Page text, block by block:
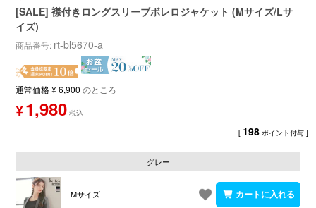
[SALE] 襟付きロングスリーブボレロジャケット (Mサイズ/Lサ
イズ)
商品番号 rt-bl5670-a
通常価格¥6,900のところ
¥1,980
[ 198 ポイント付与 ]
グレー
Mサイズ